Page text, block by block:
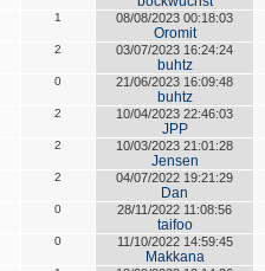
1 08/08/2023 00:18:03
Oromit
2 03/07/2023 16:24:24
buhtz
0 21/06/2023 16:09:48
buhtz
2 10/04/2023 22:46:03
JPP
2 10/03/2023 21:01:28
Jensen
2 04/07/2022 19:21:29
Dan
0 28/11/2022 11:08:56
taifoo
0 11/10/2022 14:59:45
Makkana